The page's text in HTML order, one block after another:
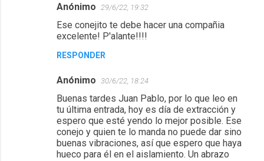
Anónimo 29/6/22, 19:32
Ese conejito te debe hacer una compañia
excelente! P'alante!!!!
RESPONDER
Anónimo 30/6/22, 18:24
Buenas tardes Juan Pablo, por lo que leo en
tu última entrada, hoy es día de extracción y
espero que esté yendo lo mejor posible. Ese
conejo y quien te lo manda no puede dar sino
buenas vibraciones, así que espero que haya
hueco para él en el aislamiento. Un abrazo